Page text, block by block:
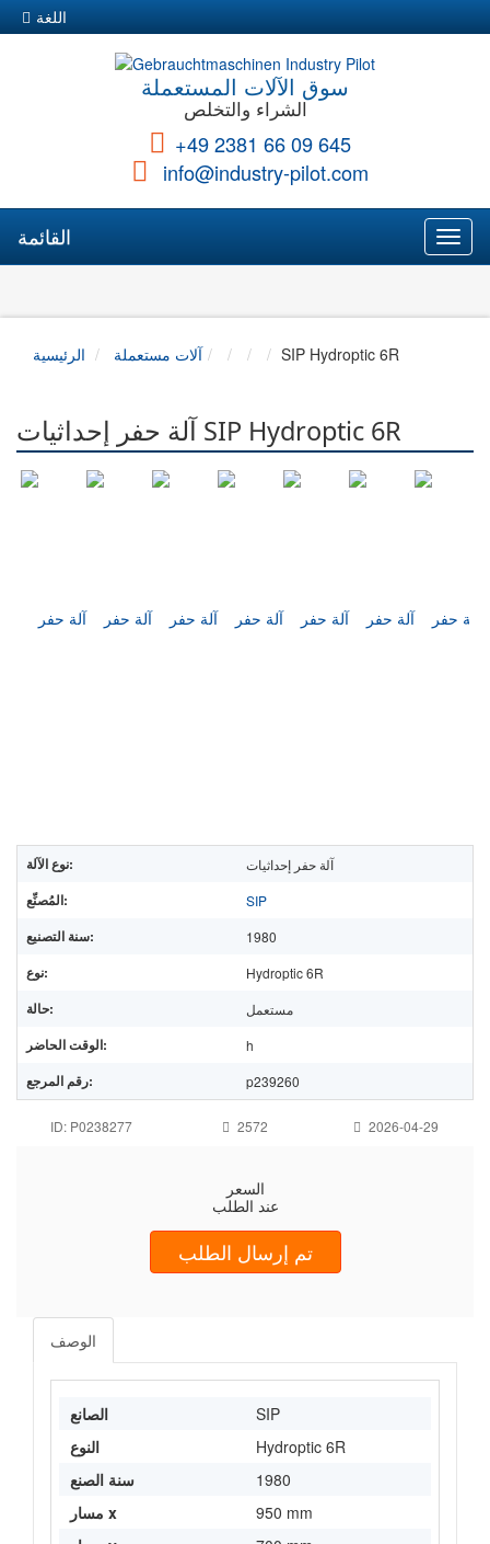
اللغة
سوق الآلات المستعملة
الشراء والتخلص
+49 2381 66 09 645
info@industry-pilot.com
القائمة
الرئيسية آلات مستعملة SIP Hydroptic 6R
آلة حفر إحداثيات SIP Hydroptic 6R
نوع الآلة: آلة حفر إحداثيات
المُصنِّع: SIP
سنة التصنيع: 1980
نوع: Hydroptic 6R
حالة: مستعمل
الوقت الحاضر: h
رقم المرجع: p239260
ID: P0238277 2572 2026-04-29
السعر
عند الطلب
تم إرسال الطلب
الوصف
الصانع
SIP
النوع
Hydroptic 6R
سنة الصنع
1980
مسار x
950 mm